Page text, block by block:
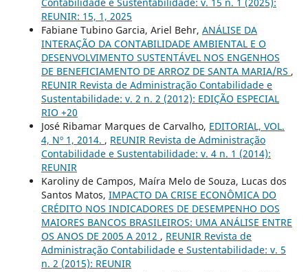
REUNIR: 15, 1, 2025
Fabiane Tubino Garcia, Ariel Behr, ANÁLISE DA
INTERAÇÃO DA CONTABILIDADE AMBIENTAL E O
DESENVOLVIMENTO SUSTENTÁVEL NOS ENGENHOS
DE BENEFICIAMENTO DE ARROZ DE SANTA MARIA/RS ,
REUNIR Revista de Administração Contabilidade e
Sustentabilidade: v. 2 n. 2 (2012): EDIÇÃO ESPECIAL
RIO +20
José Ribamar Marques de Carvalho, EDITORIAL, VOL.
4, Nº 1, 2014. , REUNIR Revista de Administração
Contabilidade e Sustentabilidade: v. 4 n. 1 (2014):
REUNIR
Karoliny de Campos, Maíra Melo de Souza, Lucas dos
Santos Matos, IMPACTO DA CRISE ECONÔMICA DO
CRÉDITO NOS INDICADORES DE DESEMPENHO DOS
MAIORES BANCOS BRASILEIROS: UMA ANÁLISE ENTRE
OS ANOS DE 2005 A 2012 , REUNIR Revista de
Administração Contabilidade e Sustentabilidade: v. 5
n. 2 (2015): REUNIR